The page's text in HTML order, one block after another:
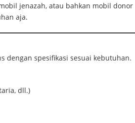
jenazah, atau bahkan mobil donor
aja.
dengan spesifikasi sesuai kebutuhan.
dll.)